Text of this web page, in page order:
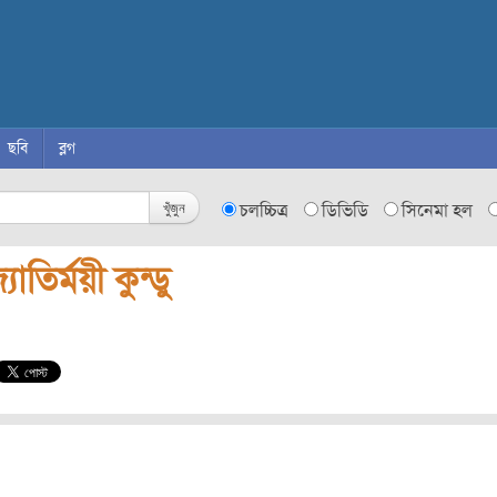
ছবি ব্লগ
খুঁজুন চলচ্চিত্র ডিভিডি সিনেমা হল
কুন্ডু